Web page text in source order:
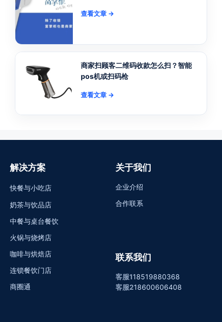
查看文章 →
商家扫顾客二维码收款怎么扫？智能
pos机或扫码枪
查看文章 →
解决方案
快餐与小吃店
奶茶与饮品店
中餐与桌台餐饮
火锅与烧烤店
咖啡与烘焙店
连锁餐饮门店
商圈通
关于我们
企业介绍
合作联系
联系我们
客服118519880368
客服218600606408